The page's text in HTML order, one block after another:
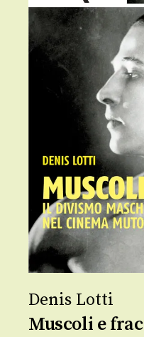
Denis Lotti
Muscoli e frac